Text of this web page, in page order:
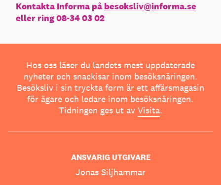
Kontakta Informa på besoksliv@informa.se
eller ring 08-34 03 02
Hos oss läser du landets mest uppdaterade
nyheter och snackisar inom besöksnäringen.
Besöksliv i sin tryckta form är ett affärsmagasin
för ägare och ledare inom besöksnäringen.
Tidningen ges ut av Visita.
ANSVARIG UTGIVARE
Jonas Siljhammar